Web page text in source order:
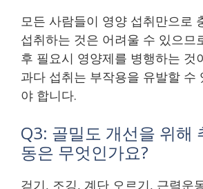
모든 사람들이 영양 섭취만으로
섭취하는 것은 어려울 수 있으므
후 필요시 영양제를 병행하는 것
과다 섭취는 부작용을 유발할 수
야 합니다.
Q3: 골밀도 개선을 위해
동은 무엇인가요?
걷기, 조깅, 계단 오르기, 근력운